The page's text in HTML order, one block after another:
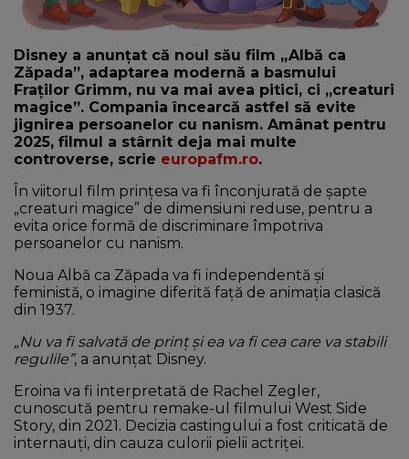
Disney a anunțat că noul său film „Albă ca
Zăpada”, adaptarea modernă a basmului
Fraţilor Grimm, nu va mai avea pitici, ci „creaturi
magice”. Compania încearcă astfel să evite
jignirea persoanelor cu nanism. Amânat pentru
2025, filmul a stârnit deja mai multe
controverse, scrie europafm.ro.
În viitorul film prinţesa va fi înconjurată de şapte
„creaturi magice” de dimensiuni reduse, pentru a
evita orice formă de discriminare împotriva
persoanelor cu nanism.
Noua Albă ca Zăpada va fi independentă şi
feministă, o imagine diferită față de animația clasică
din 1937.
„Nu va fi salvată de prinţ şi ea va fi cea care va stabili
regulile”, a anunțat Disney.
Eroina va fi interpretată de Rachel Zegler,
cunoscută pentru remake-ul filmului West Side
Story, din 2021. Decizia castingului a fost criticată de
internauți, din cauza culorii pielii actriței.